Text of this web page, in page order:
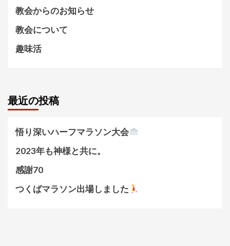
教会からのお知らせ
教会について
趣味活
最近の投稿
悟り深いハーフマラソン大会
2023年も神様と共に。
感謝70
つくばマラソン出場しました